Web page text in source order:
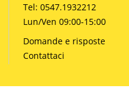
Tel: 0547.1932212
Lun/Ven 09:00-15:00
Domande e risposte
Contattaci